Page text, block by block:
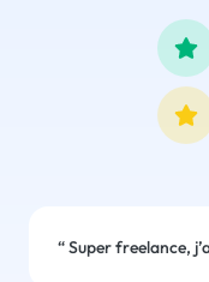
“Super freelance,